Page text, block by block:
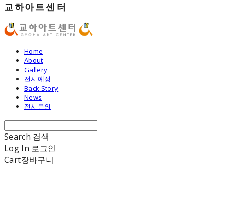
교하아트센터
Home
About
Gallery
전시예정
Back Story
News
전시문의
Search 검색
Log In 로그인
Cart장바구니